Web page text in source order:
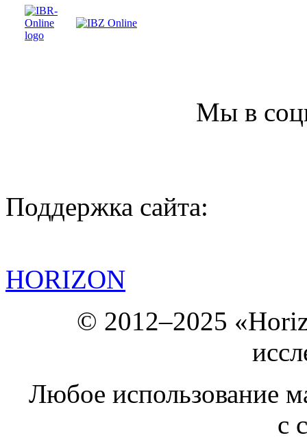
Мы в
Поддержка сайта:
HORIZON
© 2012–2025
Любое использование
с